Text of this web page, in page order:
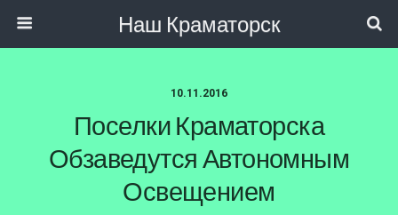
Наш Краматорск
10.11.2016
Поселки Краматорска
Обзаведутся Автономным
Освещением